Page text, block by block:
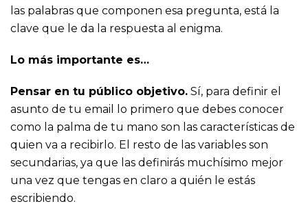
las palabras que componen esa pregunta, está la
clave que le da la respuesta al enigma.
Lo más importante es…
Pensar en tu público objetivo. Sí, para definir el
asunto de tu email lo primero que debes conocer
como la palma de tu mano son las características de
quien va a recibirlo. El resto de las variables son
secundarias, ya que las definirás muchísimo mejor
una vez que tengas en claro a quién le estás
escribiendo.